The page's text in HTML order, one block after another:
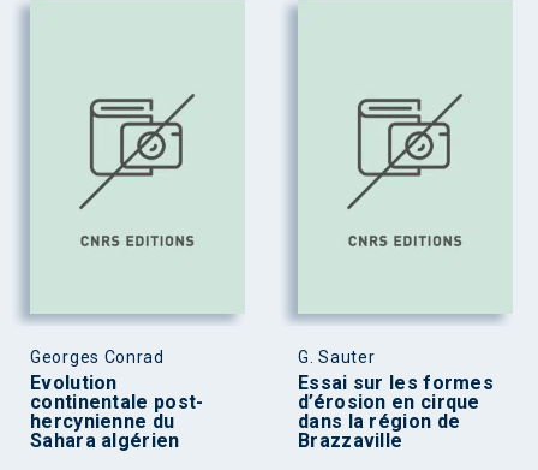
Georges Conrad
Evolution
continentale post-
hercynienne du
Sahara algérien
G. Sauter
Essai sur les formes
d’érosion en cirque
dans la région de
Brazzaville